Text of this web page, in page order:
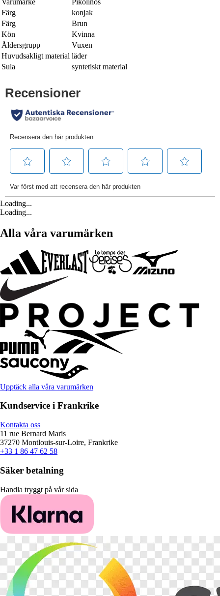
Varumärke
Pikolinos
Färg
konjak
Färg
Brun
Kön
Kvinna
Åldersgrupp
Vuxen
Huvudsakligt material läder
Sula
syntetiskt material
Loading...
Loading...
Alla våra varumärken
Upptäck alla våra varumärken
Kundservice i Frankrike
Kontakta oss
11 rue Bernard Maris
37270 Montlouis-sur-Loire, Frankrike
+33 1 86 47 62 58
Säker betalning
Handla tryggt på vår sida